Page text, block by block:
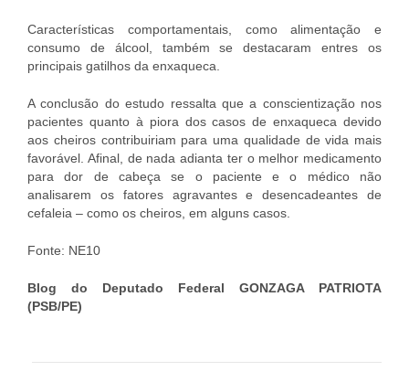
Características comportamentais, como alimentação e
consumo de álcool, também se destacaram entres os
principais gatilhos da enxaqueca.
A conclusão do estudo ressalta que a conscientização nos
pacientes quanto à piora dos casos de enxaqueca devido
aos cheiros contribuiriam para uma qualidade de vida mais
favorável. Afinal, de nada adianta ter o melhor medicamento
para dor de cabeça se o paciente e o médico não
analisarem os fatores agravantes e desencadeantes de
cefaleia – como os cheiros, em alguns casos.
Fonte: NE10
Blog do Deputado Federal GONZAGA PATRIOTA
(PSB/PE)